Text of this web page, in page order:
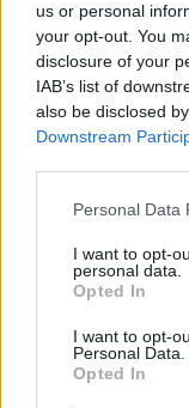
us or personal
your opt-out. You
disclosure of your
IAB’s list of
also be disclosed
Downstream
Please note that
not limited to your
grant or deny
use your data for
consent section.
Personal Data
I want to opt-
personal data.
Opted In
I want to opt-
Personal Data.
Opted In
Οι πρώτες
(FDP) και του
σχηματισμό
Γερμανία
μέρες τόσο
συμπρόεδρος
συμπρόεδρος
Μπόργιανς ήταν